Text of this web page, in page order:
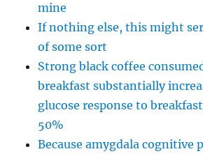
mine
If nothing else, this might
of some sort
Strong black coffee
breakfast substantially
glucose response to
50%
Because amygdala cognitive